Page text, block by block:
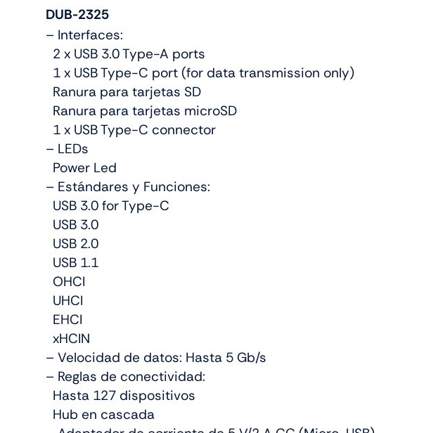
DUB-2325
– Interfaces:
2 x USB 3.0 Type-A ports
1 x USB Type-C port (for data transmission only)
Ranura para tarjetas SD
Ranura para tarjetas microSD
1 x USB Type-C connector
– LEDs
Power Led
– Estándares y Funciones:
USB 3.0 for Type-C
USB 3.0
USB 2.0
USB 1.1
OHCI
UHCI
EHCI
xHCIN
– Velocidad de datos: Hasta 5 Gb/s
– Reglas de conectividad:
Hasta 127 dispositivos
Hub en cascada